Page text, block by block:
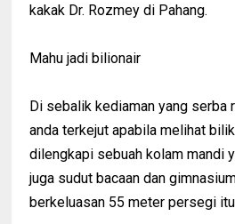
kakak Dr. Rozmey di Pahang.
Mahu jadi bilionair
Di sebalik kediaman yang serba
anda terkejut apabila melihat
dilengkapi sebuah kolam mandi
juga sudut bacaan dan
berkeluasan 55 meter persegi